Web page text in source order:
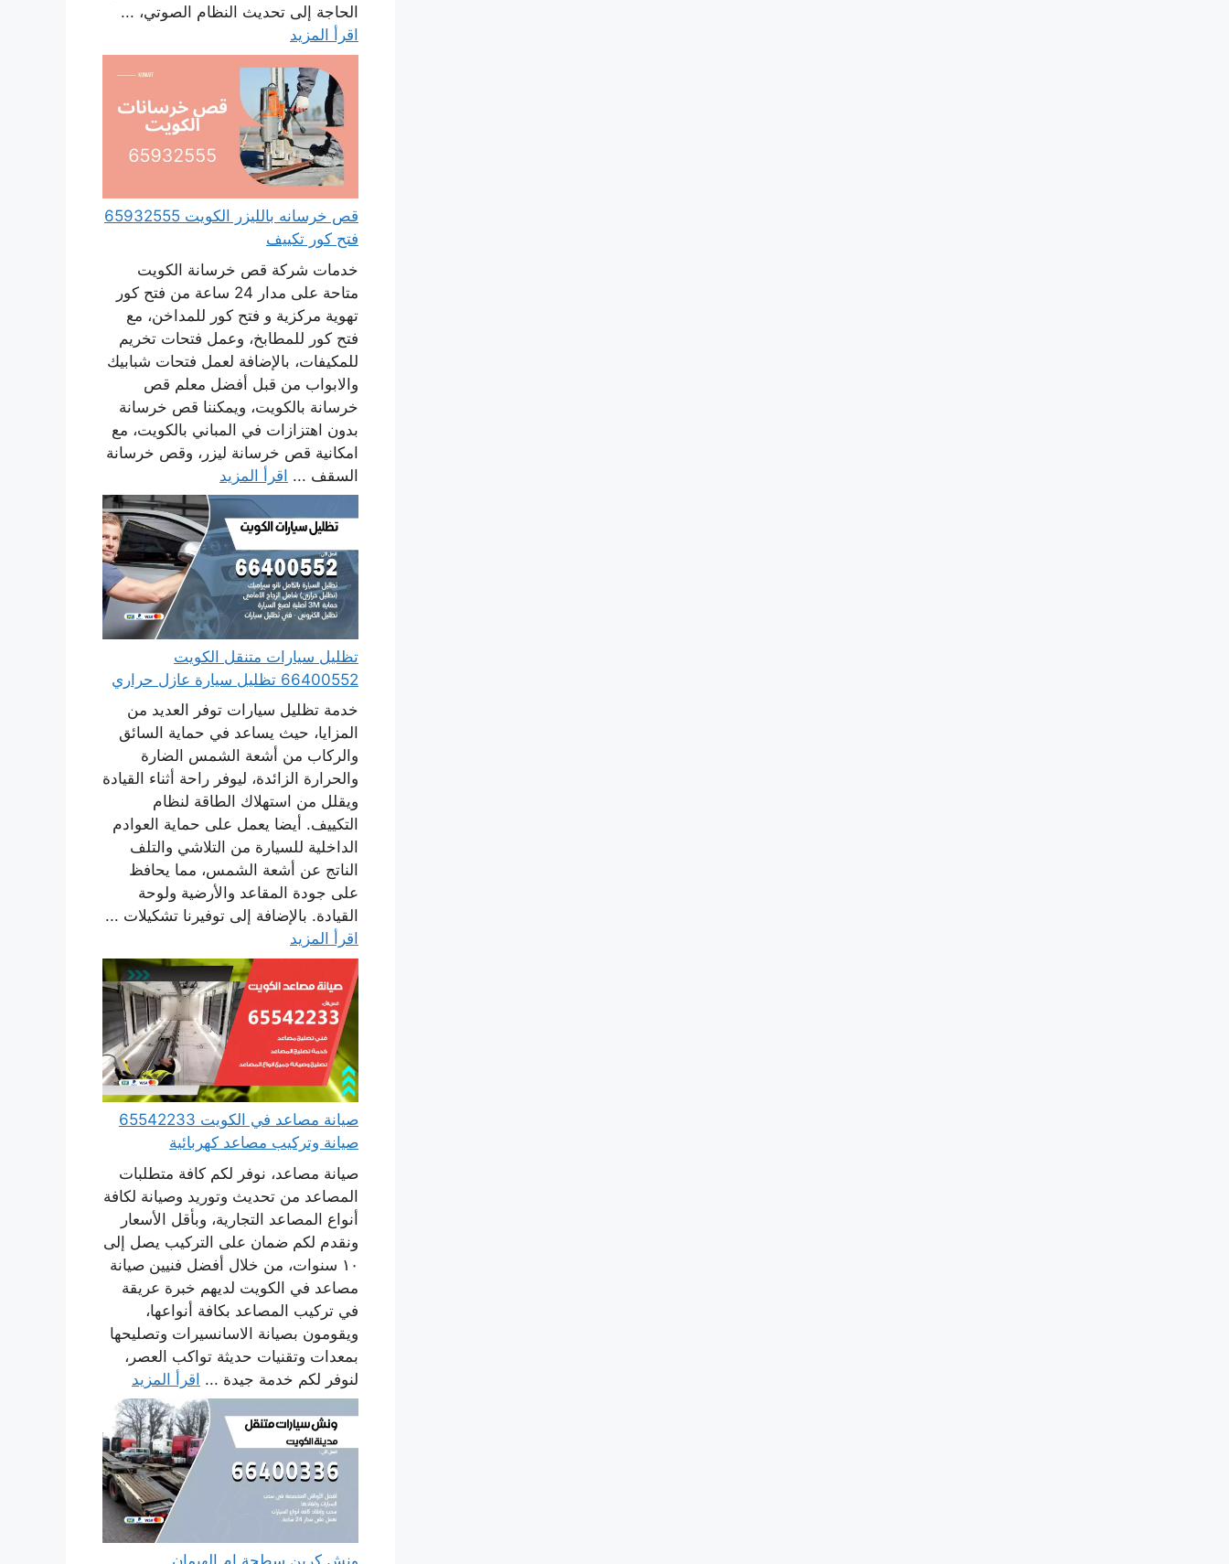
الحاجة إلى تحديث النظام الصوتي، ...
اقرأ المزيد
قص خرسانه بالليزر الكويت 65932555
فتح كور تكييف
خدمات شركة قص خرسانة الكويت
متاحة على مدار 24 ساعة من فتح كور
تهوية مركزية و فتح كور للمداخن، مع
فتح كور للمطابخ، وعمل فتحات تخريم
للمكيفات، بالإضافة لعمل فتحات شبابيك
والابواب من قبل أفضل معلم قص
خرسانة بالكويت، ويمكننا قص خرسانة
بدون اهتزازات في المباني بالكويت، مع
امكانية قص خرسانة ليزر، وقص خرسانة
السقف ... اقرأ المزيد
تظليل سيارات متنقل الكويت
66400552 تظليل سيارة عازل حراري
خدمة تظليل سيارات توفر العديد من
المزايا، حيث يساعد في حماية السائق
والركاب من أشعة الشمس الضارة
والحرارة الزائدة، ليوفر راحة أثناء القيادة
ويقلل من استهلاك الطاقة لنظام
التكييف. أيضا يعمل على حماية العوادم
الداخلية للسيارة من التلاشي والتلف
الناتج عن أشعة الشمس، مما يحافظ
على جودة المقاعد والأرضية ولوحة
القيادة. بالإضافة إلى توفيرنا تشكيلات ...
اقرأ المزيد
صيانة مصاعد في الكويت 65542233
صيانة وتركيب مصاعد كهربائية
صيانة مصاعد، نوفر لكم كافة متطلبات
المصاعد من تحديث وتوريد وصيانة لكافة
أنواع المصاعد التجارية، وبأقل الأسعار
ونقدم لكم ضمان على التركيب يصل إلى
١٠ سنوات، من خلال أفضل فنيين صيانة
مصاعد في الكويت لديهم خبرة عريقة
في تركيب المصاعد بكافة أنواعها،
ويقومون بصيانة الاسانسيرات وتصليحها
بمعدات وتقنيات حديثة تواكب العصر،
لنوفر لكم خدمة جيدة ... اقرأ المزيد
ونش كرين سطحة ام الهيمان